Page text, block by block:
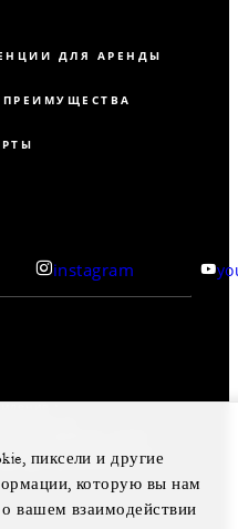
ДЛЯ АРЕНДЫ
instagram
данные
доступности
пиксели и другие
которую вы нам
вашем взаимодействии